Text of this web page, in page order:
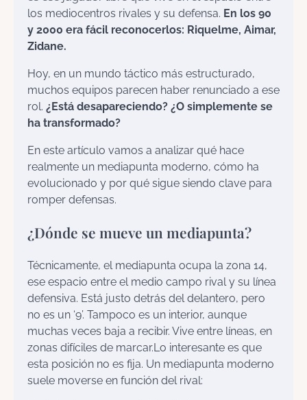
los mediocentros rivales y su defensa. En los 90
y 2000 era fácil reconocerlos: Riquelme, Aimar,
Zidane.
Hoy, en un mundo táctico más estructurado,
muchos equipos parecen haber renunciado a ese
rol. ¿Está desapareciendo? ¿O simplemente se
ha transformado?
En este artículo vamos a analizar qué hace
realmente un mediapunta moderno, cómo ha
evolucionado y por qué sigue siendo clave para
romper defensas.
¿Dónde se mueve un mediapunta?
Técnicamente, el mediapunta ocupa la zona 14,
ese espacio entre el medio campo rival y su línea
defensiva. Está justo detrás del delantero, pero
no es un ‘9’. Tampoco es un interior, aunque
muchas veces baja a recibir. Vive entre líneas, en
zonas difíciles de marcar.Lo interesante es que
esta posición no es fija. Un mediapunta moderno
suele moverse en función del rival: